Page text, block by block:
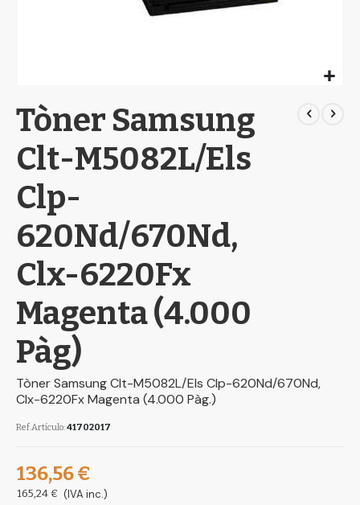
to
the
beginning
of
images
gallery
Tòner Samsung
Clt-M5082L/Els
Clp-
620Nd/670Nd,
Clx-6220Fx
Magenta (4.000
Pàg)
Tòner Samsung Clt-M5082L/Els Clp-620Nd/670Nd,
Clx-6220Fx Magenta (4.000 Pàg.)
Ref.Artículo 41702017
136,56 €
165,24 € (IVA inc.)